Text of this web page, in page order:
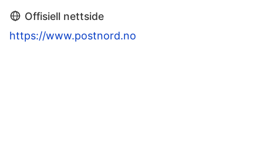
Offisiell nettside
https://www.postnord.no